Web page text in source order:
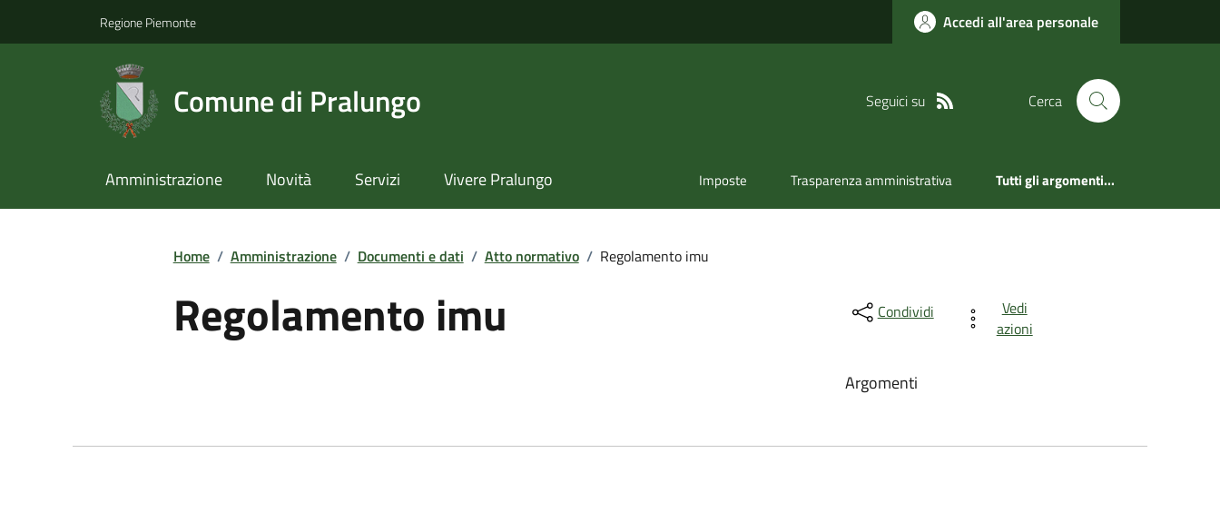
Regione Piemonte Accedi all'area personale
Comune di Pralungo Seguici su Cerca
Amministrazione Novità Servizi Vivere Pralungo Imposte Trasparenza amministrativa Tutti gli argomenti...
Home / Amministrazione / Documenti e dati / Atto normativo / Regolamento imu
Regolamento imu Condividi
Vedi
azioni
Argomenti